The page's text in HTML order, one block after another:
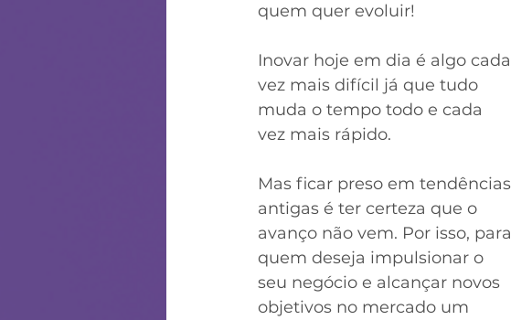
quem quer evoluir!
Inovar hoje em dia é algo cada
vez mais difícil já que tudo
muda o tempo todo e cada
vez mais rápido.
Mas ficar preso em tendências
antigas é ter certeza que o
avanço não vem. Por isso, para
quem deseja impulsionar o
seu negócio e alcançar novos
objetivos no mercado um